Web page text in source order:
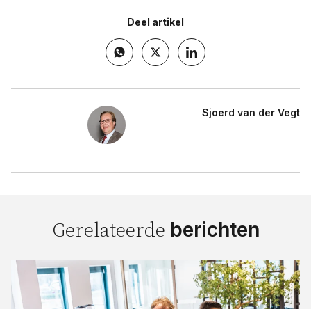
Deel artikel
Sjoerd van der Vegt
Gerelateerde berichten